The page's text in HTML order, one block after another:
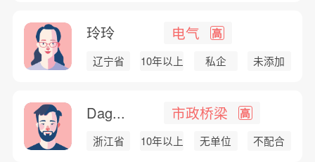
玲玲 电气 高
辽宁省 10年以上 私企 未添加
Dag... 市政桥梁 高
浙江省 10年以上 无单位 不配合